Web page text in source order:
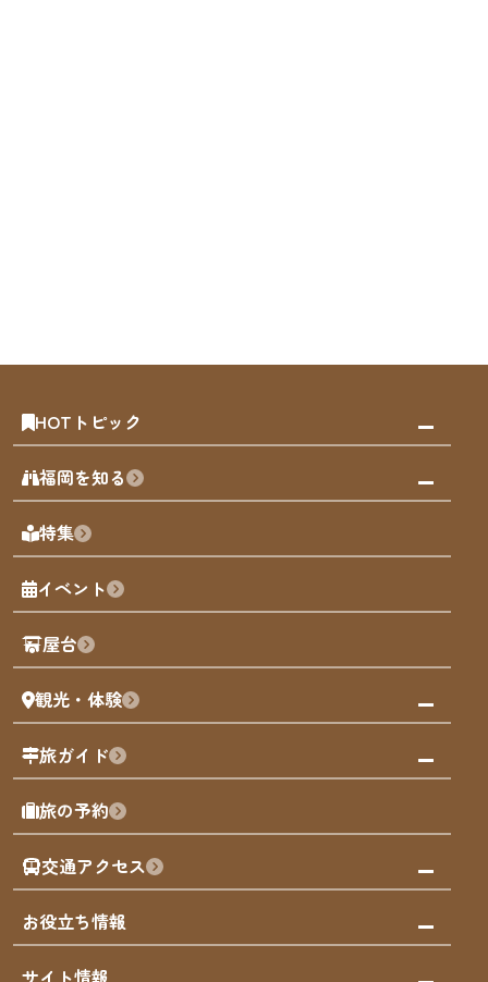
HOTトピック
みんなの旅行記
天神エリア
博多旧市街
福岡城
歴史・文化
福岡を知る
福岡の見どころ
福岡の魅力
観光カレンダー
観光PR動画
まち歩き
福岡グルメ
福岡を楽しむ
福岡のアート
福岡のナイトタイム
福岡の歴史・文化
サステナブルツーリズム
福岡検定
特集
イベント
屋台
観光・体験
観る・遊ぶ
屋台
買う
体験
泊まる
旅ガイド
モデルコース
AIおまかせコース
オリジナルプラン
みんなの旅行記
旅の予約
交通アクセス
市内交通ガイド
お得なチケット
お役立ち情報
お知らせ
サイト情報